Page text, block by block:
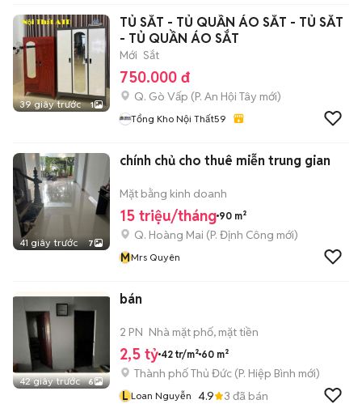
39 giây trước 1
TỦ SẮT - TỦ QUẦN ÁO SẮT - TỦ SẮT
- TỦ QUẦN ÁO SẮT
Mới Sắt
750.000 đ
Q. Gò Vấp (P. An Hội Tây mới)
Tổng Kho Nội Thất59
41 giây trước 7
chính chủ cho thuê miễn trung gian
Mặt bằng kinh doanh
15 triệu/tháng 90 m²
Q. Hoàng Mai (P. Định Công mới)
MMrs Quyên
42 giây trước 6
bán
2 PN Nhà mặt phố, mặt tiền
2,5 tỷ 42 tr/m² 60 m²
Thành phố Thủ Đức (P. Hiệp Bình mới)
L Loan Nguyễn 4.9 3 đã bán